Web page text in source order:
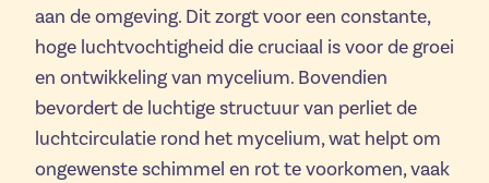
aan de omgeving. Dit zorgt voor een constante,
hoge luchtvochtigheid die cruciaal is voor de groei
en ontwikkeling van mycelium. Bovendien
bevordert de luchtige structuur van perliet de
luchtcirculatie rond het mycelium, wat helpt om
ongewenste schimmel en rot te voorkomen, vaak